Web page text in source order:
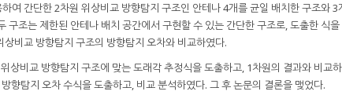
여 간단한 2차원 위상비교 방향탐지 구조인 안테나 4개를 균일 배치한 구조와 3
구조는 제한된 안테나 배치 공간에서 구현할 수 있는 간단한 구조로, 도출한 식을
비교 방향탐지 구조의 방향탐지 오차와 비교하였다.
상비교 방향탐지 구조에 맞는 도래각 추정식을 도출하고, 1차원의 결과와 비교
향탐지 오차 수식을 도출하고, 비교 분석하였다. 그 후 논문의 결론을 맺었다.